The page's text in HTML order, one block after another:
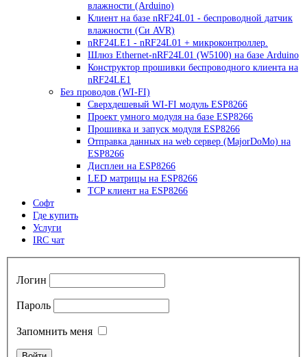
влажности (Arduino)
Клиент на базе nRF24L01 - беспроводной датчик
влажности (Си AVR)
nRF24LE1 - nRF24L01 + микроконтроллер.
Шлюз Ethernet-nRF24L01 (W5100) на базе Arduino
Конструктор прошивки беспроводного клиента на
nRF24LE1
Без проводов (WI-FI)
Сверхдешевый WI-FI модуль ESP8266
Проект умного модуля на базе ESP8266
Прошивка и запуск модуля ESP8266
Отправка данных на web сервер (MajorDoMo) на
ESP8266
Дисплеи на ESP8266
LED матрицы на ESP8266
TCP клиент на ESP8266
Софт
Где купить
Услуги
IRC чат
Логин
Пароль
Запомнить меня